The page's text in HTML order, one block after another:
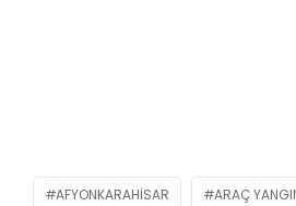
AFYONKARAHISAR ARAÇ